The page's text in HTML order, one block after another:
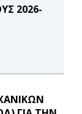
2026-